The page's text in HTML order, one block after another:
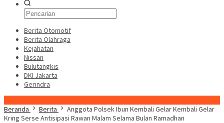
Berita Otomotif
Berita Olahraga
Kejahatan
Nissan
Bulutangkis
DKI Jakarta
Gerindra
Beranda
Berita
Anggota Polsek Ibun Kembali Gelar Kembali Gelar
Kring Serse Antisipasi Rawan Malam Selama Bulan Ramadhan